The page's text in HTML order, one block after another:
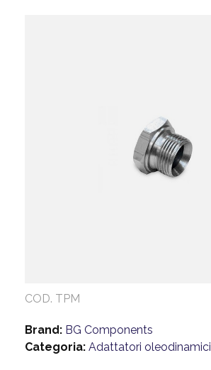
COD. TPM
Brand: BG Components
Categoria: Adattatori oleodinamici